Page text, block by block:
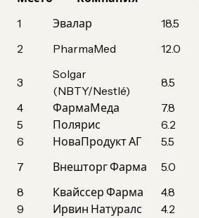
1
Эвалар 18.5
2
PharmaMed 12.0
3
Solgar
(NBTY/Nestlé)
8.5
4
ФармаМеда 7.8
5
Полярис 6.2
6
НоваПродукт АГ 5.5
7
Внешторг Фарма 5.0
8
Квайссер Фарма 4.8
9
Ирвин Натуралс 4.2